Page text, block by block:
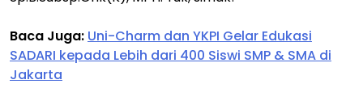
Baca Juga: Uni-Charm dan YKPI Gelar Edukasi
SADARI kepada Lebih dari 400 Siswi SMP & SMA di
Jakarta